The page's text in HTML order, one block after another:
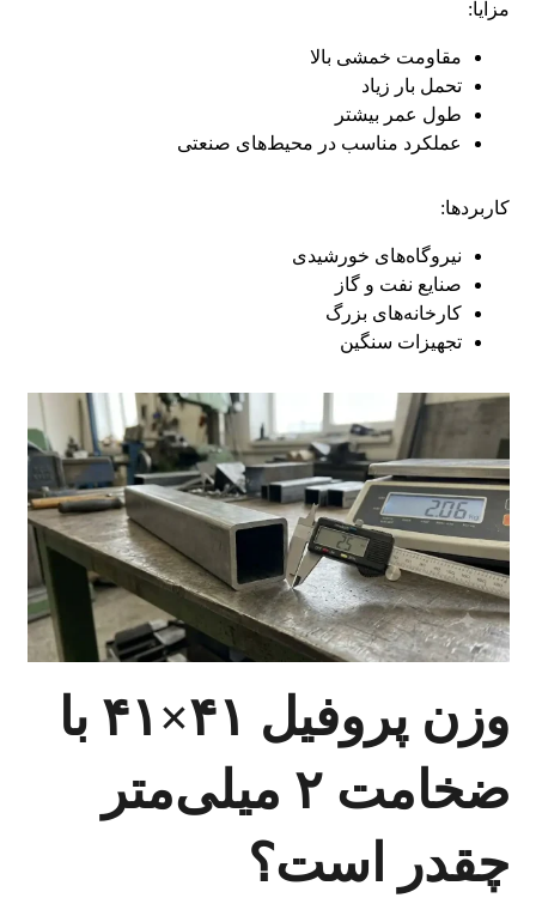
مزایا:
مقاومت خمشی بالا
تحمل بار زیاد
طول عمر بیشتر
عملکرد مناسب در محیط‌های صنعتی
کاربردها:
نیروگاه‌های خورشیدی
صنایع نفت و گاز
کارخانه‌های بزرگ
تجهیزات سنگین
وزن پروفیل ۴۱×۴۱ با
ضخامت ۲ میلی‌متر
چقدر است؟